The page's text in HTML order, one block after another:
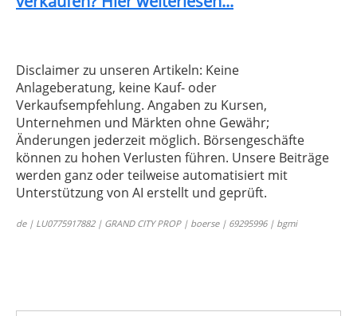
Disclaimer zu unseren Artikeln: Keine
Anlageberatung, keine Kauf- oder
Verkaufsempfehlung. Angaben zu Kursen,
Unternehmen und Märkten ohne Gewähr;
Änderungen jederzeit möglich. Börsengeschäfte
können zu hohen Verlusten führen. Unsere Beiträge
werden ganz oder teilweise automatisiert mit
Unterstützung von AI erstellt und geprüft.
de | LU0775917882 | GRAND CITY PROP | boerse | 69295996 | bgmi